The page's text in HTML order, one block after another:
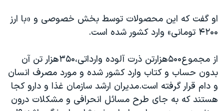
او گفت که این محصولات توسط بخش خصوصی و «با ارز
۴۲۰۰ تومانی» وارد کشور شده است.
از مجموع۵۰۰هزارتن ذرت آلوده وارداتی،۳۵۰هزار تن آن
بدون حساب و کتاب وارد کشور شده و مورد مصرف انسان
و دام قرار گرفته است.مدیران ارشد سازمان غذا و دارو کجا
هستند که به جای طرح مسائل انحرافی و مشکلات درون